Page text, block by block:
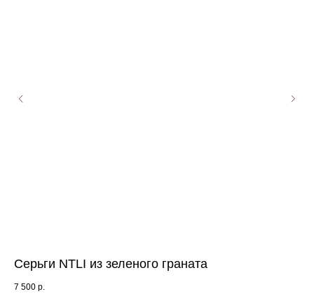
Серьги NTLI из зеленого граната
7 500 р.